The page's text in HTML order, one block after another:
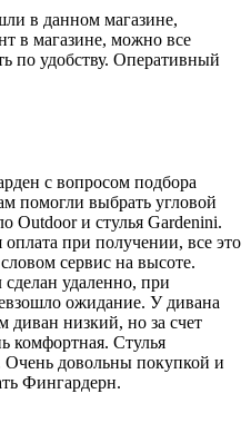
в данном магазине,
в магазине, можно все
по удобству. Оперативный
с вопросом подбора
помогли выбрать угловой
Outdoor и стулья Gardenini.
при получении, все это
сервис на высоте.
удаленно, при
ожидание. У дивана
диван низкий, но за счет
комфортная. Стулья
Очень довольны покупкой и
Фингардерн.